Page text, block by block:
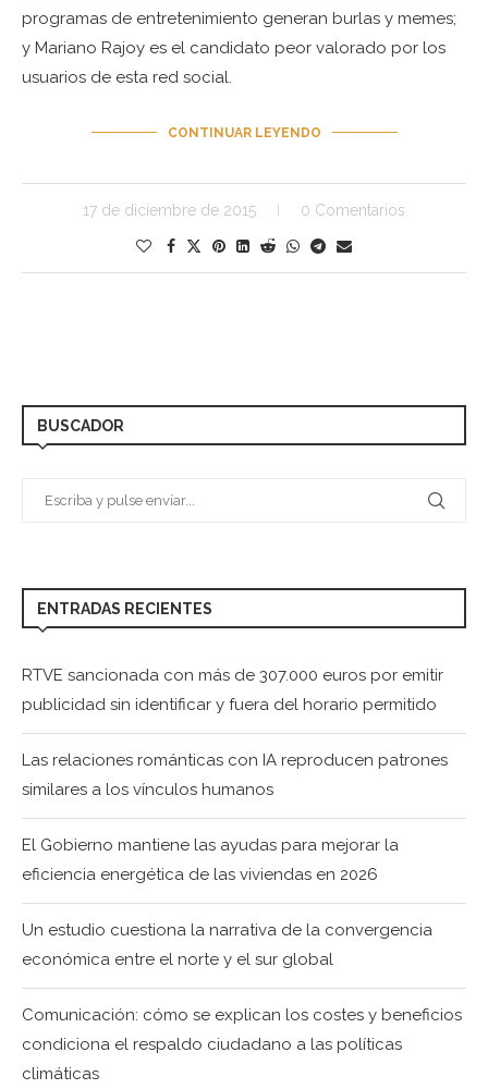
programas de entretenimiento generan burlas y memes;
y Mariano Rajoy es el candidato peor valorado por los
usuarios de esta red social.
CONTINUAR LEYENDO
17 de diciembre de 2015 0 Comentarios
BUSCADOR
ENTRADAS RECIENTES
RTVE sancionada con más de 307.000 euros por emitir
publicidad sin identificar y fuera del horario permitido
Las relaciones románticas con IA reproducen patrones
similares a los vínculos humanos
El Gobierno mantiene las ayudas para mejorar la
eficiencia energética de las viviendas en 2026
Un estudio cuestiona la narrativa de la convergencia
económica entre el norte y el sur global
Comunicación: cómo se explican los costes y beneficios
condiciona el respaldo ciudadano a las políticas
climáticas